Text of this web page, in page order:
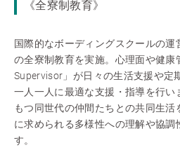
《全寮制教育》
国際的なボーディングスクールの
の全寮制教育を実施。心理面や健康
Supervisor」が日々の生活支援や定
一人一人に最適な支援・指導を行い
もつ同世代の仲間たちとの共同生活
に求められる多様性への理解や協調
す。